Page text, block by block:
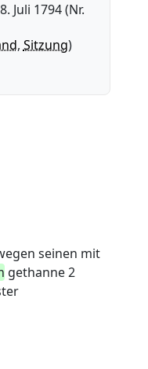
Juli 1794 (Nr.
, Sitzung)
seinen mit
gethanne 2